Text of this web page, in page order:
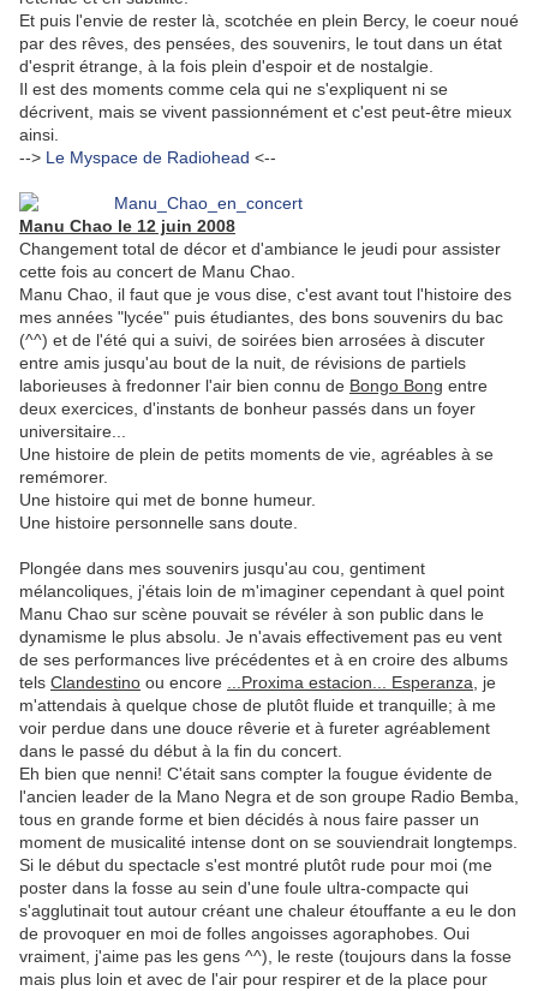
Et puis l'envie de rester là, scotchée en plein Bercy, le coeur noué
par des rêves, des pensées, des souvenirs, le tout dans un état
d'esprit étrange, à la fois plein d'espoir et de nostalgie.
Il est des moments comme cela qui ne s'expliquent ni se
décrivent, mais se vivent passionnément et c'est peut-être mieux
ainsi.
--> Le Myspace de Radiohead <--
Manu Chao le 12 juin 2008
Changement total de décor et d'ambiance le jeudi pour assister
cette fois au concert de Manu Chao.
Manu Chao, il faut que je vous dise, c'est avant tout l'histoire des
mes années "lycée" puis étudiantes, des bons souvenirs du bac
(^^) et de l'été qui a suivi, de soirées bien arrosées à discuter
entre amis jusqu'au bout de la nuit, de révisions de partiels
laborieuses à fredonner l'air bien connu de Bongo Bong entre
deux exercices, d'instants de bonheur passés dans un foyer
universitaire...
Une histoire de plein de petits moments de vie, agréables à se
remémorer.
Une histoire qui met de bonne humeur.
Une histoire personnelle sans doute.
Plongée dans mes souvenirs jusqu'au cou, gentiment
mélancoliques, j'étais loin de m'imaginer cependant à quel point
Manu Chao sur scène pouvait se révéler à son public dans le
dynamisme le plus absolu. Je n'avais effectivement pas eu vent
de ses performances live précédentes et à en croire des albums
tels Clandestino ou encore ...Proxima estacion... Esperanza , je
m'attendais à quelque chose de plutôt fluide et tranquille; à me
voir perdue dans une douce rêverie et à fureter agréablement
dans le passé du début à la fin du concert.
Eh bien que nenni! C'était sans compter la fougue évidente de
l'ancien leader de la Mano Negra et de son groupe Radio Bemba,
tous en grande forme et bien décidés à nous faire passer un
moment de musicalité intense dont on se souviendrait longtemps.
Si le début du spectacle s'est montré plutôt rude pour moi (me
poster dans la fosse au sein d'une foule ultra-compacte qui
s'agglutinait tout autour créant une chaleur étouffante a eu le don
de provoquer en moi de folles angoisses agoraphobes. Oui
vraiment, j'aime pas les gens ^^), le reste (toujours dans la fosse
mais plus loin et avec de l'air pour respirer et de la place pour